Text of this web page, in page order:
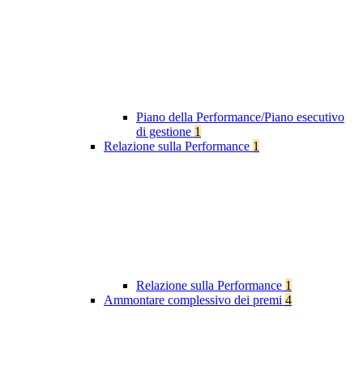
Piano della Performance/Piano esecutivo
di gestione 1
Relazione sulla Performance 1
Relazione sulla Performance 1
Ammontare complessivo dei premi 4